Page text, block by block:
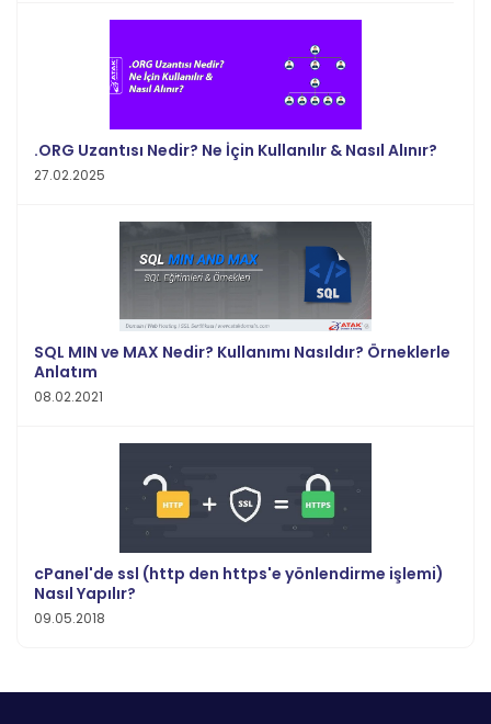
.ORG Uzantısı Nedir? Ne İçin Kullanılır & Nasıl Alınır?
27.02.2025
SQL MIN ve MAX Nedir? Kullanımı Nasıldır? Örneklerle
Anlatım
08.02.2021
cPanel'de ssl (http den https'e yönlendirme işlemi)
Nasıl Yapılır?
09.05.2018